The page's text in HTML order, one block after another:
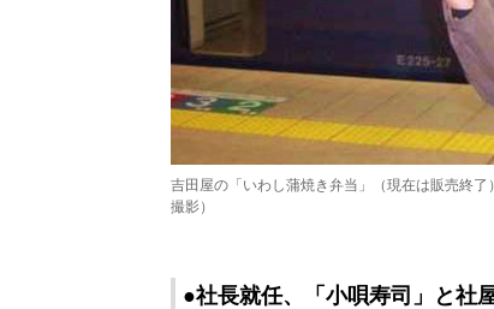
吉田屋の「いわし蒲焼き弁当」（現在は販売終
撮影）
●社長就任、「小唄寿司」と社